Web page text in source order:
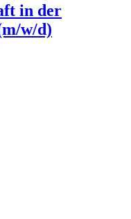
in der
w/d)